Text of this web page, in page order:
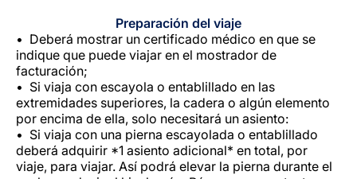
Preparación del viaje
Deberá mostrar un certificado médico en que se
indique que puede viajar en el mostrador de
facturación;
Si viaja con escayola o entablillado en las
extremidades superiores, la cadera o algún elemento
por encima de ella, solo necesitará un asiento:
Si viaja con una pierna escayolada o entablillado
deberá adquirir *1 asiento adicional* en total, por
viaje, para viajar. Así podrá elevar la pierna durante el